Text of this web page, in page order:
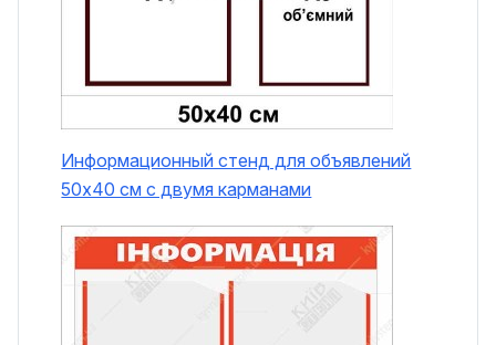
Информационный стенд для объявлений
50х40 см с двумя карманами